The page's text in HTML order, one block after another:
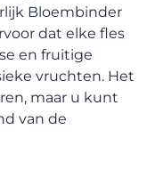
Bloembinder
dat elke fles
en fruitige
vruchten. Het
maar u kunt
van de